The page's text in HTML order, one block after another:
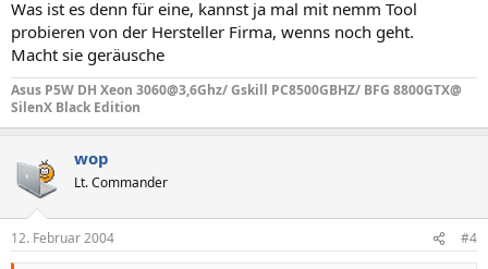
Was ist es denn für eine, kannst ja mal mit nemm Tool
probieren von der Hersteller Firma, wenns noch geht.
Macht sie geräusche
Asus P5W DH Xeon 3060@3,6Ghz/ Gskill PC8500GBHZ/ BFG 8800GTX@
SilenX Black Edition
wop
Lt. Commander
12. Februar 2004 #4